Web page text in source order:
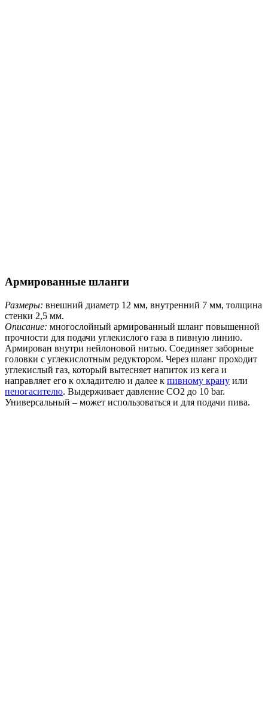
Армированные шланги
Размеры: внешний диаметр 12 мм, внутренний 7 мм, толщина
стенки 2,5 мм.
Описание: многослойный армированный шланг повышенной
прочности для подачи углекислого газа в пивную линию.
Армирован внутри нейлоновой нитью. Соединяет заборные
головки с углекислотным редуктором. Через шланг проходит
углекислый газ, который вытесняет напиток из кега и
направляет его к охладителю и далее к пивному крану или
пеногасителю. Выдерживает давление СО2 до 10 bar.
Универсальный – может использоваться и для подачи пива.